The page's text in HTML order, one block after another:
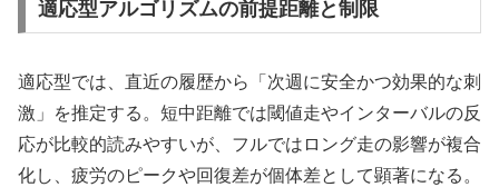
適応型アルゴリズムの前提距離と制限
適応型では、直近の履歴から「次週に安全かつ効果的な刺
激」を推定する。短中距離では閾値走やインターバルの反
応が比較的読みやすいが、フルではロング走の影響が複合
化し、疲労のピークや回復差が個体差として顕著になる。